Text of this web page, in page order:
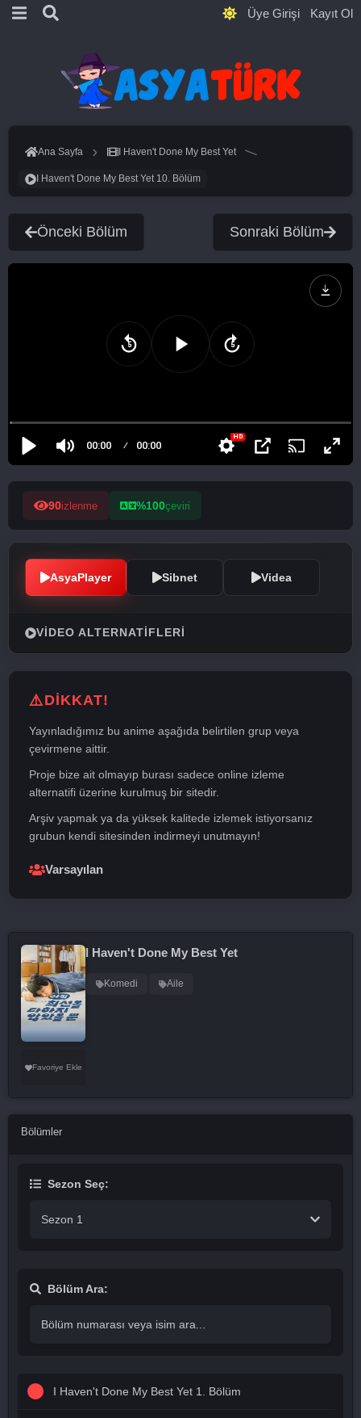
Üye Girişi Kayıt Ol
Ana Sayfa I Haven't Done My Best Yet
I Haven't Done My Best Yet 10. Bölüm
Önceki Bölüm Sonraki Bölüm
90izlenme %100çeviri
AsyaPlayer Sibnet Videa
VIDEO ALTERNATIFLERI
DİKKAT!
Yayınladığımız bu anime aşağıda belirtilen grup veya
çevirmene aittir.
Proje bize ait olmayıp burası sadece online izleme
alternatifi üzerine kurulmuş bir sitedir.
Arşiv yapmak ya da yüksek kalitede izlemek istiyorsanız
grubun kendi sitesinden indirmeyi unutmayın!
Varsayılan
Favoriye Ekle
I Haven't Done My Best Yet
Komedi Aile
Bölümler
Sezon Seç:
Sezon 1
Bölüm Ara:
I Haven't Done My Best Yet 1. Bölüm